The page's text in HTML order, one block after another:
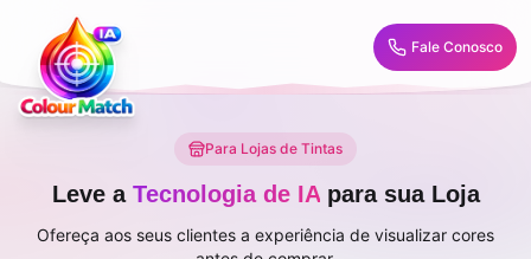
Fale Conosco
Para Lojas de Tintas
Leve a Tecnologia de IA para sua Loja
Ofereça aos seus clientes a experiência de visualizar cores